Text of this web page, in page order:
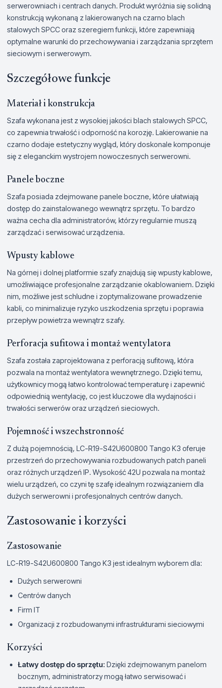
serwerowniach i centrach danych. Produkt wyróżnia się solidną
konstrukcją wykonaną z lakierowanych na czarno blach
stalowych SPCC oraz szeregiem funkcji, które zapewniają
optymalne warunki do przechowywania i zarządzania sprzętem
sieciowym i serwerowym.
Szczegółowe funkcje
Materiał i konstrukcja
Szafa wykonana jest z wysokiej jakości blach stalowych SPCC,
co zapewnia trwałość i odporność na korozję. Lakierowanie na
czarno dodaje estetyczny wygląd, który doskonale komponuje
się z eleganckim wystrojem nowoczesnych serwerowni.
Panele boczne
Szafa posiada zdejmowane panele boczne, które ułatwiają
dostęp do zainstalowanego wewnątrz sprzętu. To bardzo
ważna cecha dla administratorów, którzy regularnie muszą
zarządzać i serwisować urządzenia.
Wpusty kablowe
Na górnej i dolnej platformie szafy znajdują się wpusty kablowe,
umożliwiające profesjonalne zarządzanie okablowaniem. Dzięki
nim, możliwe jest schludne i zoptymalizowane prowadzenie
kabli, co minimalizuje ryzyko uszkodzenia sprzętu i poprawia
przepływ powietrza wewnątrz szafy.
Perforacja sufitowa i montaż wentylatora
Szafa została zaprojektowana z perforacją sufitową, która
pozwala na montaż wentylatora wewnętrznego. Dzięki temu,
użytkownicy mogą łatwo kontrolować temperaturę i zapewnić
odpowiednią wentylację, co jest kluczowe dla wydajności i
trwałości serwerów oraz urządzeń sieciowych.
Pojemność i wszechstronność
Z dużą pojemnością, LC-R19-S42U600800 Tango K3 oferuje
przestrzeń do przechowywania rozbudowanych patch paneli
oraz różnych urządzeń IP. Wysokość 42U pozwala na montaż
wielu urządzeń, co czyni tę szafę idealnym rozwiązaniem dla
dużych serwerowni i profesjonalnych centrów danych.
Zastosowanie i korzyści
Zastosowanie
LC-R19-S42U600800 Tango K3 jest idealnym wyborem dla:
Dużych serwerowni
Centrów danych
Firm IT
Organizacji z rozbudowanymi infrastrukturami sieciowymi
Korzyści
Łatwy dostęp do sprzętu: Dzięki zdejmowanym panelom
bocznym, administratorzy mogą łatwo serwisować i